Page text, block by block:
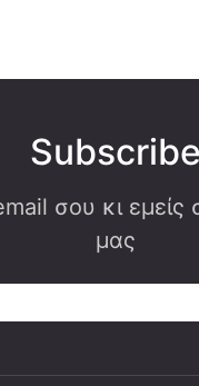
Subscribe
σου κι
μας